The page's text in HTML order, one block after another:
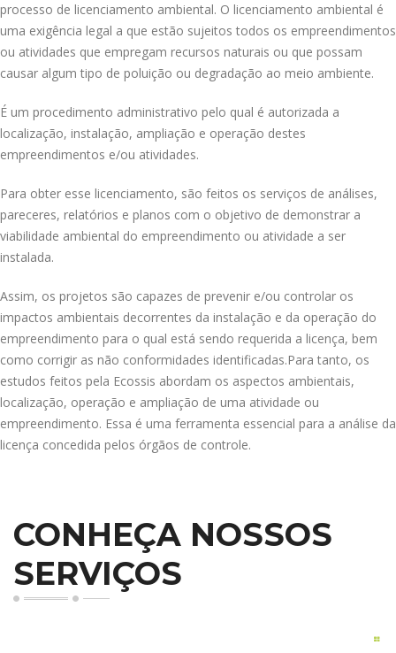
processo de licenciamento ambiental. O licenciamento ambiental é
uma exigência legal a que estão sujeitos todos os empreendimentos
ou atividades que empregam recursos naturais ou que possam
causar algum tipo de poluição ou degradação ao meio ambiente.
É um procedimento administrativo pelo qual é autorizada a
localização, instalação, ampliação e operação destes
empreendimentos e/ou atividades.
Para obter esse licenciamento, são feitos os serviços de análises,
pareceres, relatórios e planos com o objetivo de demonstrar a
viabilidade ambiental do empreendimento ou atividade a ser
instalada.
Assim, os projetos são capazes de prevenir e/ou controlar os
impactos ambientais decorrentes da instalação e da operação do
empreendimento para o qual está sendo requerida a licença, bem
como corrigir as não conformidades identificadas.Para tanto, os
estudos feitos pela Ecossis abordam os aspectos ambientais,
localização, operação e ampliação de uma atividade ou
empreendimento. Essa é uma ferramenta essencial para a análise da
licença concedida pelos órgãos de controle.
CONHEÇA NOSSOS
SERVIÇOS